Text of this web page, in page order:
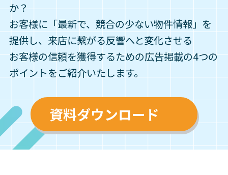
か？
お客様に「最新で、競合の少ない物件情報」を
提供し、来店に繋がる反響へと変化させる
お客様の信頼を獲得するための広告掲載の4つの
ポイントをご紹介いたします。
資料ダウンロード